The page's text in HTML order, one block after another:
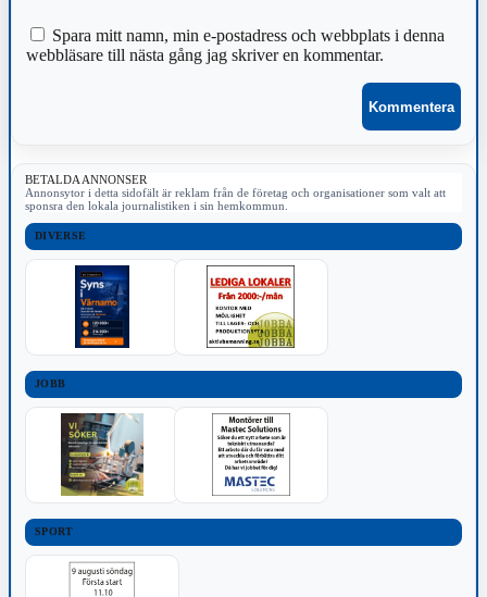
Spara mitt namn, min e-postadress och webbplats i denna
webbläsare till nästa gång jag skriver en kommentar.
BETALDA ANNONSER
Annonsytor i detta sidofält är reklam från de företag och organisationer som valt att
sponsra den lokala journalistiken i sin hemkommun.
DIVERSE
JOBB
SPORT